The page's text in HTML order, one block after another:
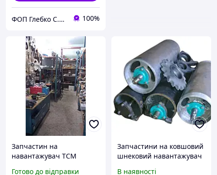
ФОП Глебко С.Ю. 100%
Запчастин на
навантажувач TCM
Готово до відправки
Запчастини на ковшовий
шнековий навантажувач
В наявності